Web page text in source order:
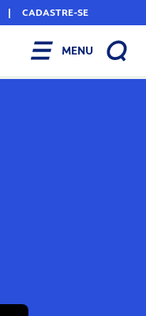
| CADASTRE-SE
MENU